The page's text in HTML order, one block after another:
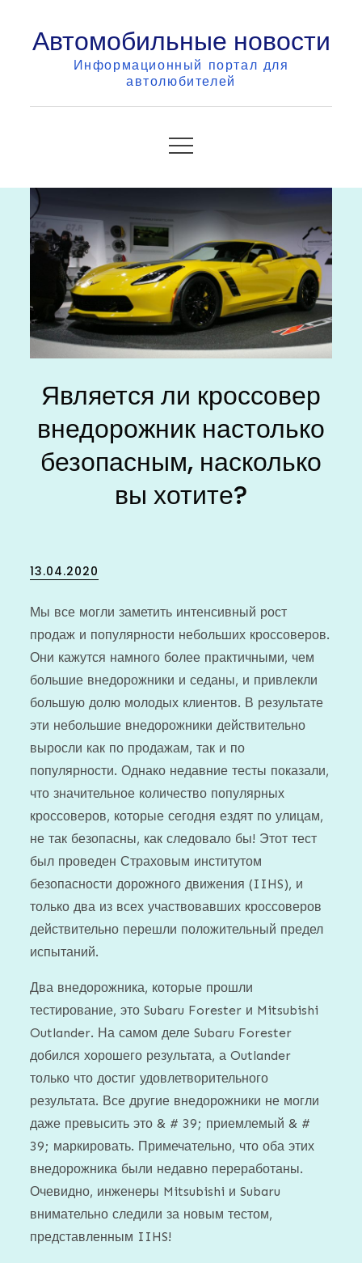
contentАвтомобильные новости
Информационный портал для
автолюбителей
Является ли кроссовер
внедорожник настолько
безопасным, насколько
вы хотите?
Posted
13.04.2020
Мы все могли заметить интенсивный рост
продаж и популярности небольших кроссоверов.
Они кажутся намного более практичными, чем
большие внедорожники и седаны, и привлекли
большую долю молодых клиентов. В результате
эти небольшие внедорожники действительно
выросли как по продажам, так и по
популярности. Однако недавние тесты показали,
что значительное количество популярных
кроссоверов, которые сегодня ездят по улицам,
не так безопасны, как следовало бы! Этот тест
был проведен Страховым институтом
безопасности дорожного движения (IIHS), и
только два из всех участвовавших кроссоверов
действительно перешли положительный предел
испытаний.
Два внедорожника, которые прошли
тестирование, это Subaru Forester и Mitsubishi
Outlander. На самом деле Subaru Forester
добился хорошего результата, а Outlander
только что достиг удовлетворительного
результата. Все другие внедорожники не могли
даже превысить это & ​​# 39; приемлемый & #
39; маркировать. Примечательно, что оба этих
внедорожника были недавно переработаны.
Очевидно, инженеры Mitsubishi и Subaru
внимательно следили за новым тестом,
представленным IIHS!